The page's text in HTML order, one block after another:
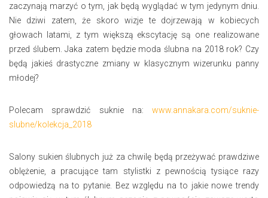
zaczynają marzyć o tym, jak będą wyglądać w tym jedynym dniu.
Nie dziwi zatem, że skoro wizje te dojrzewają w kobiecych
głowach latami, z tym większą ekscytację są one realizowane
przed ślubem. Jaka zatem będzie moda ślubna na 2018 rok? Czy
będą jakieś drastyczne zmiany w klasycznym wizerunku panny
młodej?
Polecam sprawdzić suknie na: www.annakara.com/suknie-
slubne/kolekcja_2018
Salony sukien ślubnych już za chwilę będą przeżywać prawdziwe
oblężenie, a pracujące tam stylistki z pewnością tysiące razy
odpowiedzą na to pytanie. Bez względu na to jakie nowe trendy